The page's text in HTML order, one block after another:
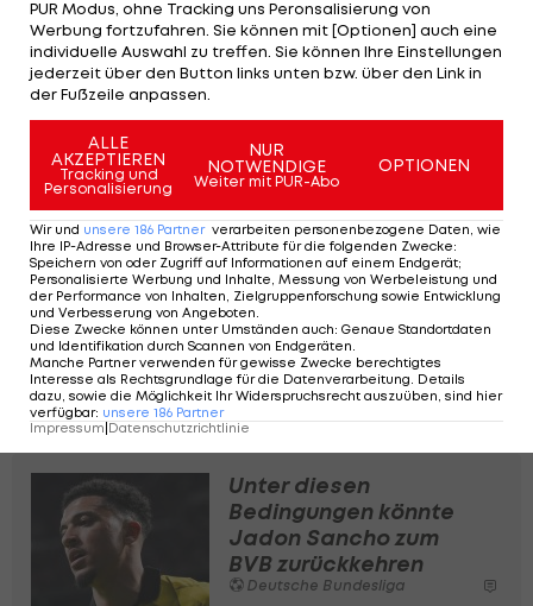
Mit einem Marktwert von 140 Millionen Euro ist der
24-Jährige der wertvollste Spieler der Bundesliga.
Real sei laut dem Bericht sogar bereit, 165 Mio.
Euro auf den Tisch zu legen.
Wie Sportvorstand Max Eberl erklärte,
"verschwenden" die Bayern "keinen Gedanken" an
einen Olise-Abgang. Der Vorstands-Vorsitzende
Jan-Christian Dreesenbetonte: "Welcher Verein
ihm auch immer schöne Augen macht: Wer beim
FC Bayern spielt, weiß, was er am FC Bayern hat."
Olise besitzt noch einen Vertrag bis 2029 in
München und hat keine Ausstiegsklausel.
Unter diesen
Bedingungen könnte
Jadon Sancho zum
BVB zurückkehren
Deutsche Bundesliga
PUR Modus, ohne Tracking uns Peronsalisierung von
Werbung fortzufahren. Sie können mit [Optionen] auch eine
individuelle Auswahl zu treffen. Sie können Ihre Einstellungen
jederzeit über den Button links unten bzw. über den Link in
der Fußzeile anpassen.
ALLE
AKZEPTIEREN
Tracking und
Personalisierung
NUR
NOTWENDIGE
Weiter mit PUR-Abo
OPTIONEN
Wir und unsere 186 Partner verarbeiten personenbezogene Daten, wie
Ihre IP-Adresse und Browser-Attribute für die folgenden Zwecke:
Speichern von oder Zugriff auf Informationen auf einem Endgerät;
Personalisierte Werbung und Inhalte, Messung von Werbeleistung und
der Performance von Inhalten, Zielgruppenforschung sowie Entwicklung
und Verbesserung von Angeboten.
Diese Zwecke können unter Umständen auch: Genaue Standortdaten
und Identifikation durch Scannen von Endgeräten.
Manche Partner verwenden für gewisse Zwecke berechtigtes
Interesse als Rechtsgrundlage für die Datenverarbeitung. Details
dazu, sowie die Möglichkeit Ihr Widerspruchsrecht auszuüben, sind hier
verfügbar: unsere 186 Partner
Impressum Datenschutzrichtlinie